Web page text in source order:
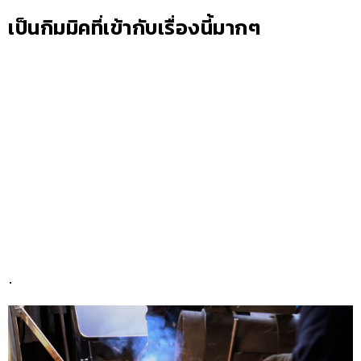
เป็นกิมมิคที่เข้ากับเรื่องนี้มากๆ
.